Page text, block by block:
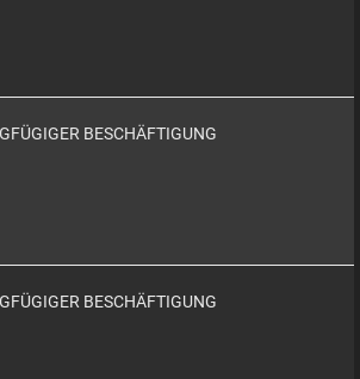
BESCHÄFTIGUNG
BESCHÄFTIGUNG